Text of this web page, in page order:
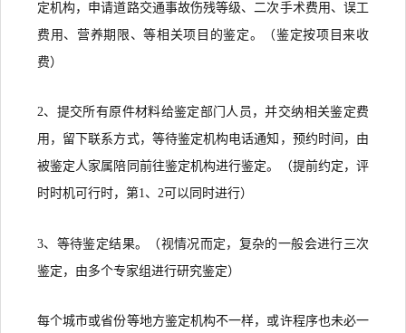
定机构，申请道路交通事故伤残等级、二次手术费用、误工
费用、营养期限、等相关项目的鉴定。（鉴定按项目来收
费）
2、提交所有原件材料给鉴定部门人员，并交纳相关鉴定费
用，留下联系方式，等待鉴定机构电话通知，预约时间，由
被鉴定人家属陪同前往鉴定机构进行鉴定。（提前约定，评
时时机可行时，第1、2可以同时进行）
3、等待鉴定结果。（视情况而定，复杂的一般会进行三次
鉴定，由多个专家组进行研究鉴定）
每个城市或省份等地方鉴定机构不一样，或许程序也未必一